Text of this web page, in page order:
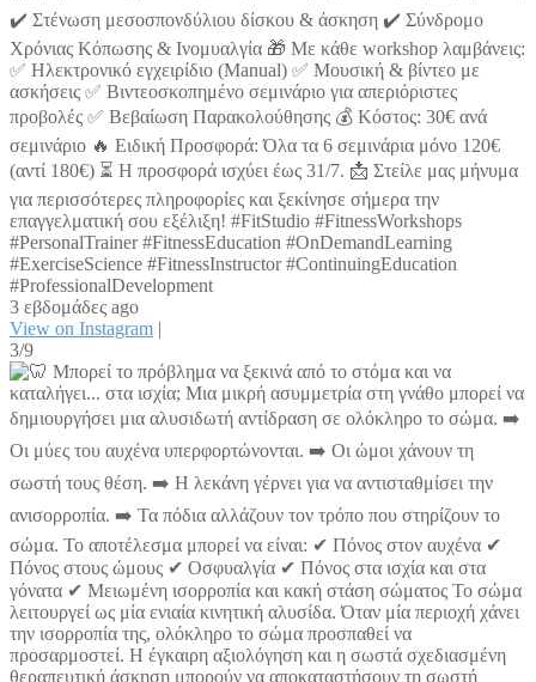
✔️ Στένωση μεσοσπονδύλιου δίσκου & άσκηση ✔️ Σύνδρομο
Χρόνιας Κόπωσης & Ινομυαλγία 🎁 Με κάθε workshop λαμβάνεις:
✅ Ηλεκτρονικό εγχειρίδιο (Manual) ✅ Μουσική & βίντεο με
ασκήσεις ✅ Βιντεοσκοπημένο σεμινάριο για απεριόριστες
προβολές ✅ Βεβαίωση Παρακολούθησης 💰 Κόστος: 30€ ανά
σεμινάριο 🔥 Ειδική Προσφορά: Όλα τα 6 σεμινάρια μόνο 120€
(αντί 180€) ⏳ Η προσφορά ισχύει έως 31/7. 📩 Στείλε μας μήνυμα
για περισσότερες πληροφορίες και ξεκίνησε σήμερα την
επαγγελματική σου εξέλιξη! #FitStudio #FitnessWorkshops
#PersonalTrainer #FitnessEducation #OnDemandLearning
#ExerciseScience #FitnessInstructor #ContinuingEducation
#ProfessionalDevelopment
3 εβδομάδες ago
View on Instagram |
3/9